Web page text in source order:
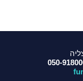
050-